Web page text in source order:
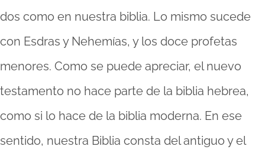
dos como en nuestra biblia. Lo mismo sucede
con Esdras y Nehemías, y los doce profetas
menores. Como se puede apreciar, el nuevo
testamento no hace parte de la biblia hebrea,
como si lo hace de la biblia moderna. En ese
sentido, nuestra Biblia consta del antiguo y el